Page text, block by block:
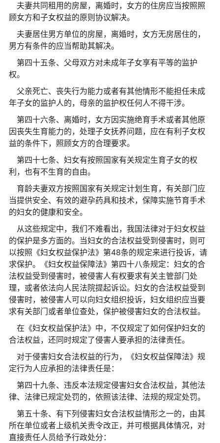
夫妻共同租用的房屋，离婚时，女方的住房应当按照照
顾女方和子女权益的原则协议解决。
夫妻居住男方单位的房屋，离婚时，女方无房居住的，
男方有条件的应当帮助其解决。
第四十五条、父母双方对未成年子女享有平等的监护
权。
父亲死亡、丧失行为能力或者有其他情形不能担任未成
年子女的监护人的，母亲的监护权任何人不得干涉。
第四十六条、离婚时，女方因实施绝育手术或者其他原
因丧失生育能力的，处理子女抚养问题，应在有利子女权
益的条件下，照顾女方的合理要求。
第四十七条、妇女有按照国家有关规定生育子女的权
利，也有不生育的自由。
育龄夫妻双方按照国家有关规定计划生育，有关部门应
当提供安全、有效的避孕药具和技术，保障实施节育手术
的妇女的健康和安全。
从这些规定中，我们不难看出，我国法律对于妇女权益
的保护是多方面的。当妇女的合法权益受到侵害时，则可
以按照《妇女权益保护法》第48条的规定来进行投诉，请
求保护。《妇女权益保障法》第四十八条规定：妇女的合
法权益受到侵害时，被侵害人有权要求有关主管部门处
理，或者依法向人民法院提起诉讼。妇女的合法权益受到
侵害时，被侵害人可以向妇女组织投诉，妇女组织应当要
求有关部门或者单位查处，保护被侵害妇女的合法权益。
在《妇女权益保护法》中，不仅规定了如何保护妇女的
合法权益，还同时规定了侵害人要承担的法律责任。
对于侵害妇女合法权益的行为，《妇女权益保障法》规
定行为人应承担的法律责任是：
第四十九条、违反本法规定侵害妇女合法权益，其他法
律、法律已规定处罚的，依照该法律、法规的规定处罚。
第五十条、有下列侵害妇女合法权益情形之一的，由其
所在单位或者上级机关责令改正，并可根据具体情况，对
直接责任人员给予行政处分：